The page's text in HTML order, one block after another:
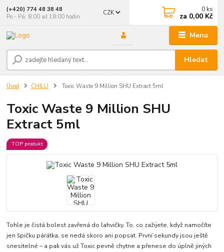
Menu
CZK
Hledat
(+420) 774 48 38 48
Po - Pá: 8:00 až 18:00 hodin
0 ks
za 0,00 Kč
Úvod CHILLI Toxic Waste 9 Million SHU Extract 5ml
Toxic Waste 9 Million SHU
Extract 5ml
TOP produkt
Tohle je čistá bolest zavřená do lahvičky. To, co zažijete, když namočíte
jen špičku párátka, se nedá skoro ani popsat. První sekundy jsou ještě
snesitelné – a pak vás už Toxic pevně chytne a přenese do úplně jiných